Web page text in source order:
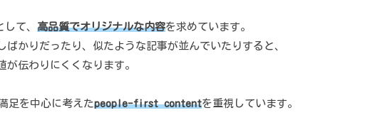
て、 高品質でオリジナルな内容を求めています。
ばかりだったり、似たような記事が並んでいたりすると、
が伝わりにくくなります。
足を中心に考えたpeople-first contentを重視しています。